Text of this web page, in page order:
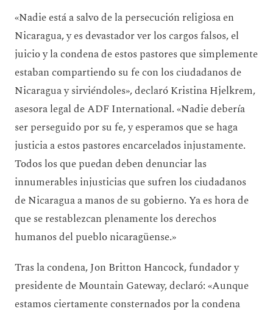
«Nadie está a salvo de la persecución religiosa en
Nicaragua, y es devastador ver los cargos falsos, el
juicio y la condena de estos pastores que simplemente
estaban compartiendo su fe con los ciudadanos de
Nicaragua y sirviéndoles», declaró Kristina Hjelkrem,
asesora legal de ADF International. «Nadie debería
ser perseguido por su fe, y esperamos que se haga
justicia a estos pastores encarcelados injustamente.
Todos los que puedan deben denunciar las
innumerables injusticias que sufren los ciudadanos
de Nicaragua a manos de su gobierno. Ya es hora de
que se restablezcan plenamente los derechos
humanos del pueblo nicaragüense.»
Tras la condena, Jon Britton Hancock, fundador y
presidente de Mountain Gateway, declaró: «Aunque
estamos ciertamente consternados por la condena